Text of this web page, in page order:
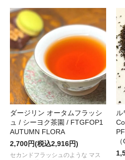
人気の国産紅茶
“日向花香 （ひゅ
2025.07.25
2025年に入荷した 春摘みダージリ
“ダージリン ファーストフラッシュ
2025.07.01
EXPO2025 でのイベント開催を記
“ルワンダ / ルチロ茶園 BOP1 &
2025.06.27
暑い夏にさっぱりと楽しむ 南インド
ダージリン ファーストフラッシュ
ダージリン オータムフラッシ
ュ / シーヨク茶園 / FTGFOP1
AUTUMN FLORA
2,700円(税込2,916円)
セカンドフラッシュのような マス